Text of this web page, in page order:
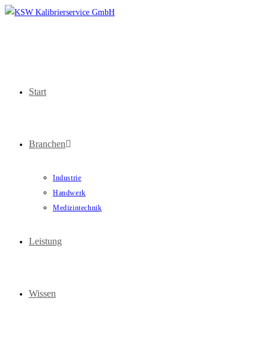
Start
Branchen
Industrie
Handwerk
Medizintechnik
Leistung
Wissen